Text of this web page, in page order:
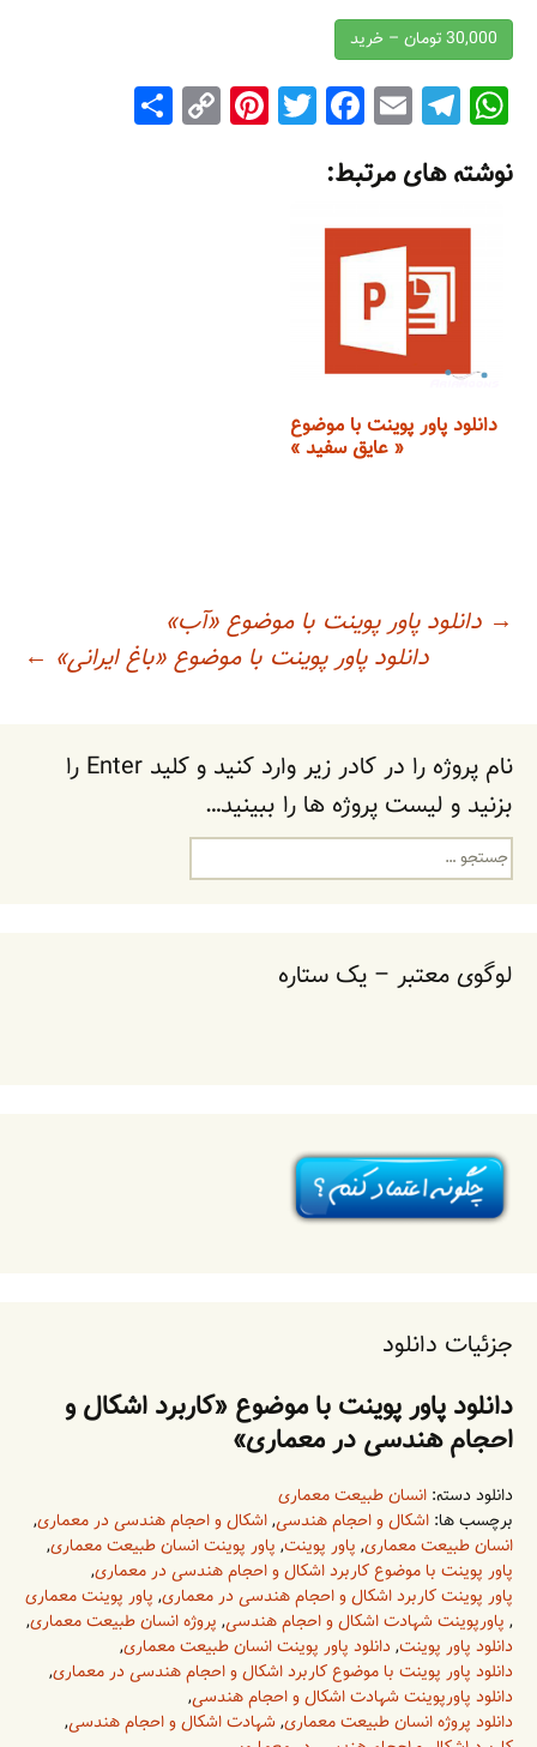
30,000 تومان – خرید
W
h
at
s
A
p
T
el
e
gr
a
m
E
m
ai
l
F
a
e
k
T
wi
Pi
nt
C
o
نوشته های مرتبط:
دانلود پاور پوینت با موضوع
« عایق سفید »
ناوبری
→ دانلود پاور پوینت با موضوع «آب»
دانلود پاور پوینت با موضوع «باغ ایرانی» ←
نام پروژه را در کادر زیر وارد کنید و کلید Enter را
بزنید و لیست پروژه ها را ببینید…
جستجو
برای:
لوگوی معتبر – یک ستاره
جزئیات دانلود
دانلود پاور پوینت با موضوع «کاربرد اشکال و
احجام هندسی در معماری»
دانلود دسته: انسان طبیعت معماری
برچسب ها: اشکال و احجام هندسی,اشکال و احجام هندسی در معماری,
انسان طبیعت معماری, پاور پوینت, پاور پوینت انسان طبیعت معماری,
پاور پوینت با موضوع کاربرد اشکال و احجام هندسی در معماری,
پاور پوینت کاربرد اشکال و احجام هندسی در معماری, پاور پوینت معماری
, پاورپوینت شهادت اشکال و احجام هندسی, پروژه انسان طبیعت معماری,
دانلود پاور پوینت, دانلود پاور پوینت انسان طبیعت معماری,
دانلود پاور پوینت با موضوع کاربرد اشکال و احجام هندسی در معماری,
دانلود پاورپوینت شهادت اشکال و احجام هندسی,
دانلود پروژه انسان طبیعت معماری, شهادت اشکال و احجام هندسی,